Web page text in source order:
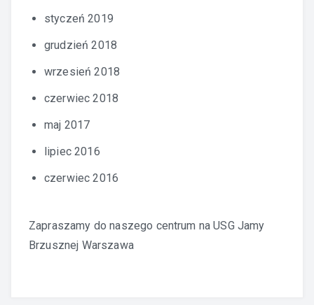
styczeń 2019
grudzień 2018
wrzesień 2018
czerwiec 2018
maj 2017
lipiec 2016
czerwiec 2016
Zapraszamy do naszego centrum naUSG Jamy
Brzusznej Warszawa